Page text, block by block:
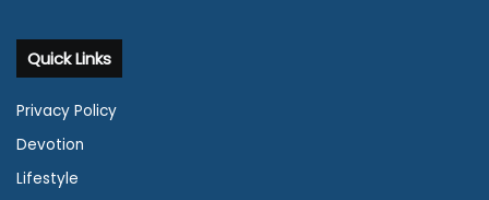
Quick Links
Privacy Policy
Devotion
Lifestyle